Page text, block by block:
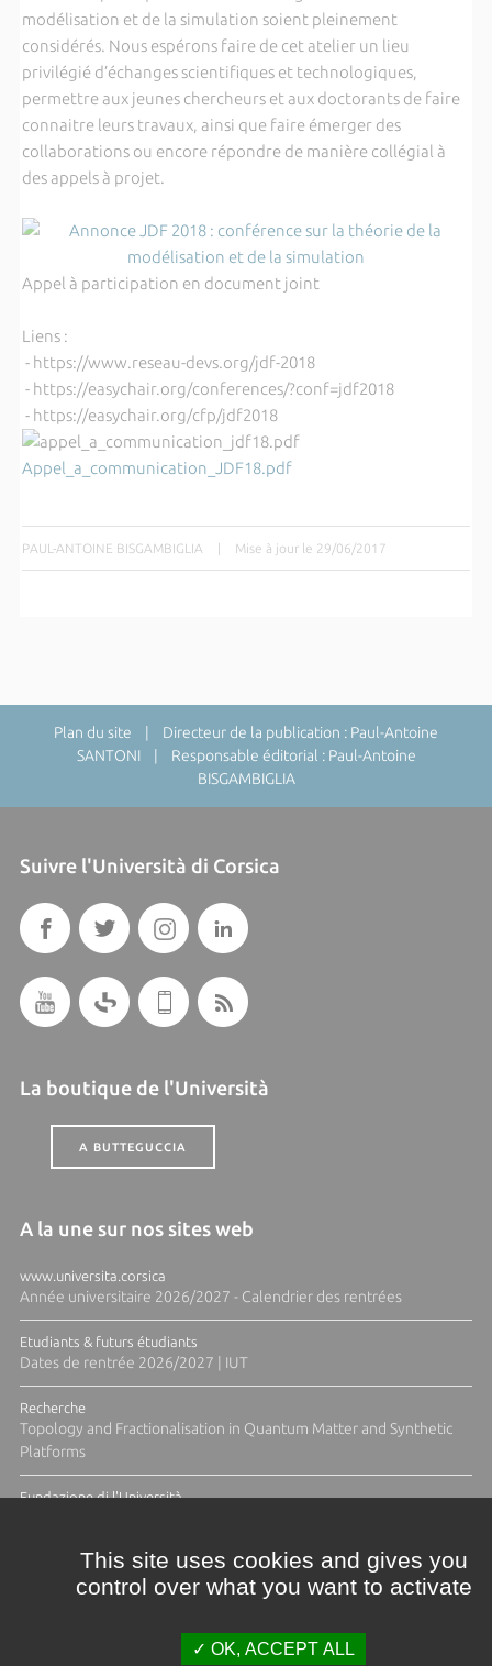
modélisation et de la simulation soient pleinement
considérés. Nous espérons faire de cet atelier un lieu
privilégié d’échanges scientifiques et technologiques,
permettre aux jeunes chercheurs et aux doctorants de faire
connaitre leurs travaux, ainsi que faire émerger des
collaborations ou encore répondre de manière collégial à
des appels à projet.
Appel à participation en document joint
Liens :
- https://www.reseau-devs.org/jdf-2018
- https://easychair.org/conferences/?conf=jdf2018
- https://easychair.org/cfp/jdf2018
Appel_a_communication_JDF18.pdf
PAUL-ANTOINE BISGAMBIGLIA | Mise à jour le 29/06/2017
Plan du site | Directeur de la publication : Paul-Antoine
SANTONI | Responsable éditorial : Paul-Antoine
BISGAMBIGLIA
Suivre l'Università di Corsica
La boutique de l'Università
A BUTTEGUCCIA
A la une sur nos sites web
www.universita.corsica
Année universitaire 2026/2027 - Calendrier des rentrées
Etudiants & futurs étudiants
Dates de rentrée 2026/2027 | IUT
Recherche
Topology and Fractionalisation in Quantum Matter and Synthetic
Platforms
Fundazione di l'Università
This site uses cookies and gives you
control over what you want to activate
OK, ACCEPT ALL